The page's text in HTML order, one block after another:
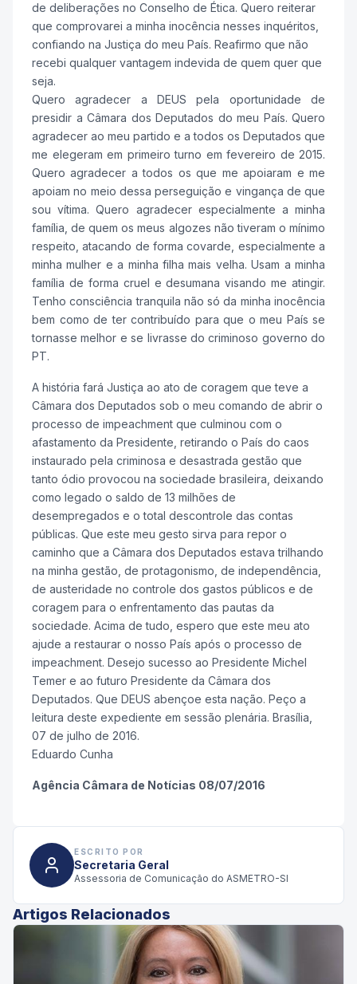
de deliberações no Conselho de Ética. Quero reiterar
que comprovarei a minha inocência nesses inquéritos,
confiando na Justiça do meu País. Reafirmo que não
recebi qualquer vantagem indevida de quem quer que
seja.
Quero agradecer a DEUS pela oportunidade de
presidir a Câmara dos Deputados do meu País. Quero
agradecer ao meu partido e a todos os Deputados que
me elegeram em primeiro turno em fevereiro de 2015.
Quero agradecer a todos os que me apoiaram e me
apoiam no meio dessa perseguição e vingança de que
sou vítima. Quero agradecer especialmente a minha
família, de quem os meus algozes não tiveram o mínimo
respeito, atacando de forma covarde, especialmente a
minha mulher e a minha filha mais velha. Usam a minha
família de forma cruel e desumana visando me atingir.
Tenho consciência tranquila não só da minha inocência
bem como de ter contribuído para que o meu País se
tornasse melhor e se livrasse do criminoso governo do
PT.
A história fará Justiça ao ato de coragem que teve a
Câmara dos Deputados sob o meu comando de abrir o
processo de impeachment que culminou com o
afastamento da Presidente, retirando o País do caos
instaurado pela criminosa e desastrada gestão que
tanto ódio provocou na sociedade brasileira, deixando
como legado o saldo de 13 milhões de
desempregados e o total descontrole das contas
públicas. Que este meu gesto sirva para repor o
caminho que a Câmara dos Deputados estava trilhando
na minha gestão, de protagonismo, de independência,
de austeridade no controle dos gastos públicos e de
coragem para o enfrentamento das pautas da
sociedade. Acima de tudo, espero que este meu ato
ajude a restaurar o nosso País após o processo de
impeachment. Desejo sucesso ao Presidente Michel
Temer e ao futuro Presidente da Câmara dos
Deputados. Que DEUS abençoe esta nação. Peço a
leitura deste expediente em sessão plenária. Brasília,
07 de julho de 2016.
Eduardo Cunha
Agência Câmara de Notícias 08/07/2016
ESCRITO POR
Secretaria Geral
Assessoria de Comunicação do ASMETRO-SI
Artigos Relacionados